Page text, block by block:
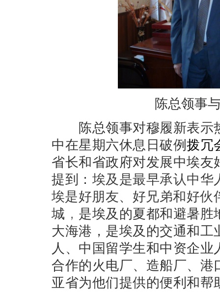
陈总领事
陈总领事对穆履新表示
中在星期六休息日破例拨冗
省长和省政府对发展中埃
提到： 埃及是最早承认中华
埃是好朋友、好兄弟和好伙
城 ， 是埃及的夏都和避暑胜
大海港，是埃及的交通和
人、中国留学生和中资企
合作的火电厂、造船厂、
亚省为他们提供的便利和帮